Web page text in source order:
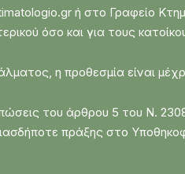
ή στο Γραφείο
όσο και για τους
η προθεσμία είναι
του άρθρου 5 του Ν.
πράξης στο